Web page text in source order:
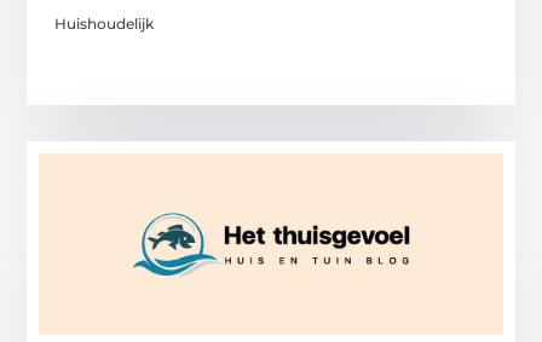
Huishoudelijk